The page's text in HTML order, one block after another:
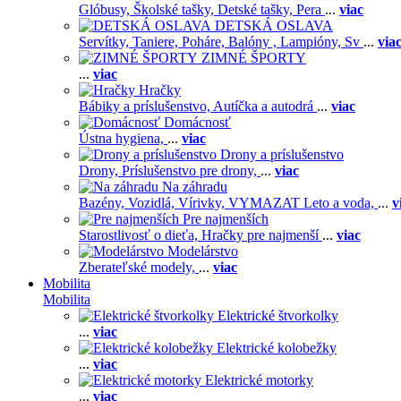
Glóbusy, Školské tašky, Detské tašky, Pera ... viac
DETSKÁ OSLAVA
Servítky, Taniere, Poháre, Balóny , Lampióny, Sv ... viac
ZIMNÉ ŠPORTY
... viac
Hračky
Bábiky a príslušenstvo, Autíčka a autodrá ... viac
Domácnosť
Ústna hygiena, ... viac
Drony a príslušenstvo
Drony, Príslušenstvo pre drony, ... viac
Na záhradu
Bazény, Vozidlá, Vírivky, VYMAZAT Leto a voda, ...
Pre najmenších
Starostlivosť o dieťa, Hračky pre najmenší ... viac
Modelárstvo
Zberateľské modely, ... viac
Mobilita
Mobilita
Elektrické štvorkolky
... viac
Elektrické kolobežky
... viac
Elektrické motorky
... viac